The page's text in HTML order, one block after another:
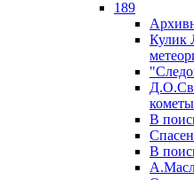
189
Кулик
кометы
В
В